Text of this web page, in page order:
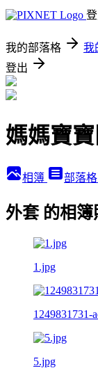
我的部落格 我
登出
媽媽寶
相簿 部落格
外套 的相簿
1.jpg
1249831731-
5.jpg